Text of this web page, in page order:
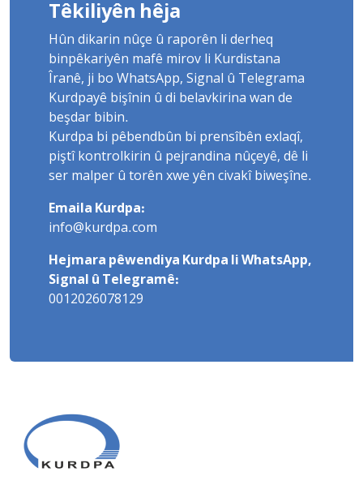
Têkiliyên hêja
Hûn dikarin nûçe û raporên li derheq
binpêkariyên mafê mirov li Kurdistana
Îranê, ji bo WhatsApp, Signal û Telegrama
Kurdpayê bişînin û di belavkirina wan de
beşdar bibin.
Kurdpa bi pêbendbûn bi prensîbên exlaqî,
piştî kontrolkirin û pejrandina nûçeyê, dê li
ser malper û torên xwe yên civakî biweşîne.
Emaila Kurdpa:
info@kurdpa.com
Hejmara pêwendiya Kurdpa li WhatsApp,
Signal û Telegramê:
0012026078129